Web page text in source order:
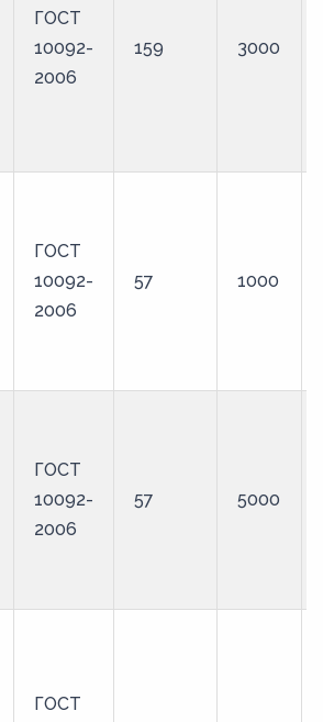
ГОСТ
10092-
2006
159 3000
ГОСТ
10092-
2006
57 1000
ГОСТ
10092-
2006
57 5000
ГОСТ